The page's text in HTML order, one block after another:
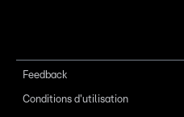
Feedback
Conditions d'utilisation